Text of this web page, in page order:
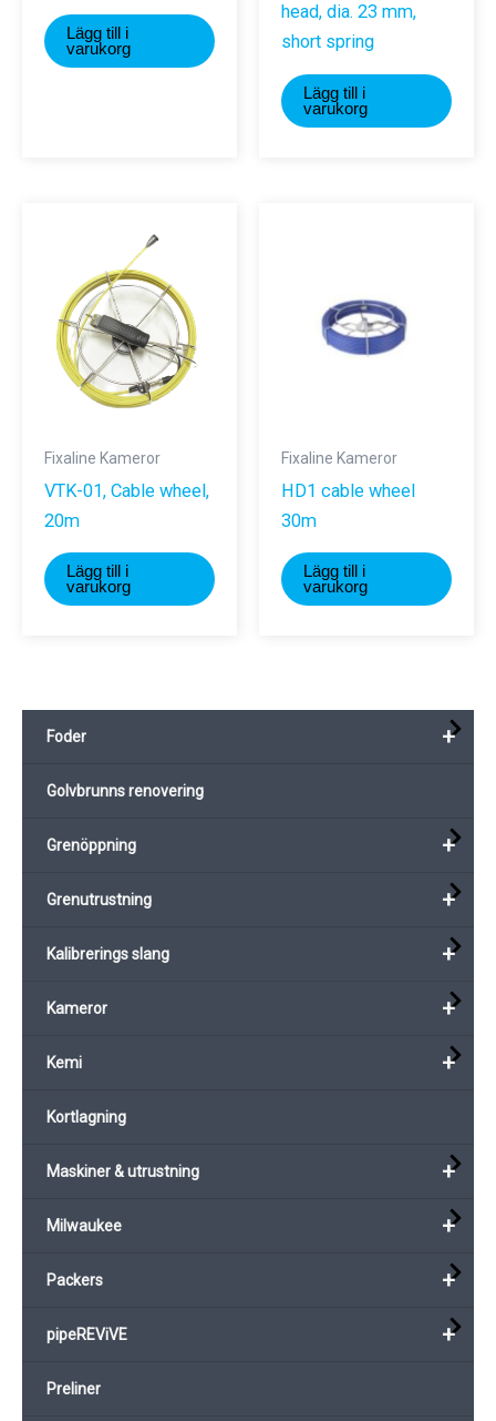
Lägg till i
varukorg
head, dia. 23 mm,
short spring
Lägg till i
varukorg
Fixaline Kameror
VTK-01, Cable wheel,
20m
Lägg till i
varukorg
Fixaline Kameror
HD1 cable wheel
30m
Lägg till i
varukorg
+
Foder
Golvbrunns renovering
+
Grenöppning
+
Grenutrustning
+
Kalibrerings slang
+
Kameror
+
Kemi
Kortlagning
+
Maskiner & utrustning
+
Milwaukee
+
Packers
+
pipeREViVE
Preliner